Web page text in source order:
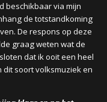
beschikbaar via mijn
de totstandkoming
De respons op deze
graag weten wat de
dat ik ooit een heel
soort volksmuziek en